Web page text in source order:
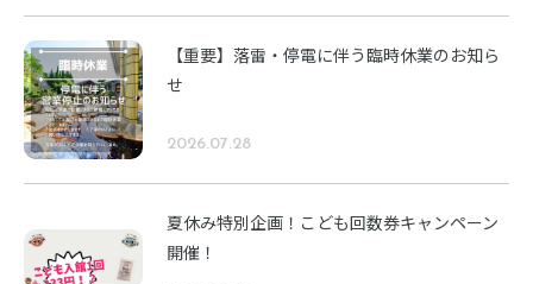
【重要】落雷・停電に伴う臨時休業のお知ら
せ
2026.07.28
夏休み特別企画！こども回数券キャンペーン
開催！